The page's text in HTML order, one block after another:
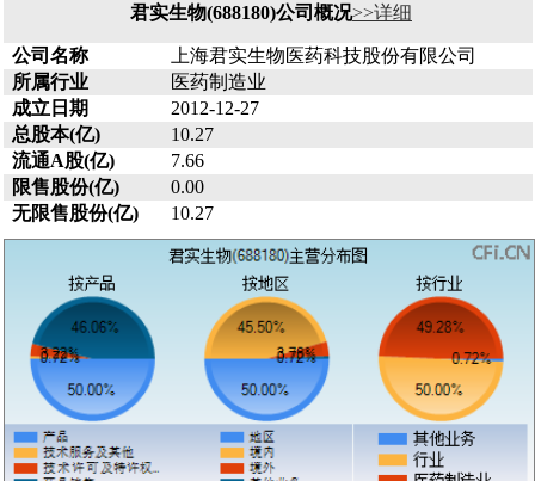
君实生物(688180)公司概况>>详细
公司名称
上海君实生物医药科技股份有限公司
所属行业
医药制造业
成立日期
2012-12-27
总股本(亿)
10.27
流通A股(亿)
7.66
限售股份(亿)
0.00
无限售股份(亿)
10.27